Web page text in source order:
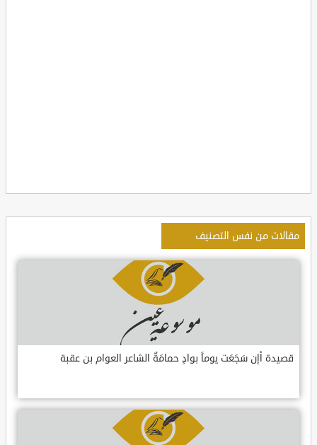
مقالات من نفس التصنيف
قصيدة أإن سَجَعَت يوماً بوادٍ حمامَةٌ الشاعر العوام بن عقبة